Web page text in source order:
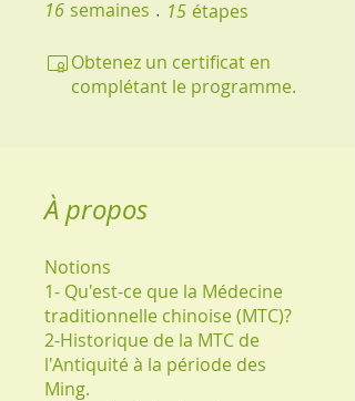
16 semaines 16 semaines
15 étapes
Obtenez un certificat en
complétant le programme.
À propos
Notions
1- Qu'est-ce que la Médecine
traditionnelle chinoise (MTC)?
2-Historique de la MTC de
l'Antiquité à la période des
Ming.